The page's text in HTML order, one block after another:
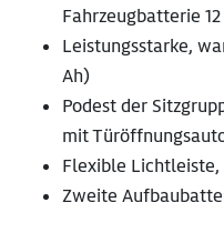
Fahrzeugbatterie
Leistungsstarke,
Ah)
Podest der
mit
Flexible
Zweite